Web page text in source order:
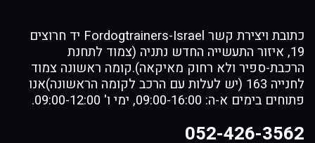
כתובת ויצירת קשר Fordogtrainers-Israel יד חרוצים
19, איזור התעשייה החדש נתניה (צמוד לתחנת
הרכבת-ספיר ולא רחוק מאיקאה).קומה ראשונה צמוד
לחנייה 163 (יש לעלות עם הרכב לקומה הראשונה)אנו
פתוחים בימים א-ה: 09:00-16:00, ימי ו' 09:00-12:00.
052-426-3562